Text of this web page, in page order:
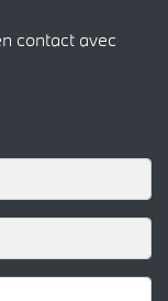
contact avec